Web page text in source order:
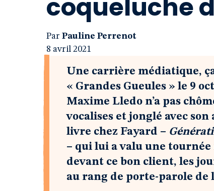
coqueluche
Par Pauline Perrenot
8 avril 2021
Une carrière médiatique,
« Grandes Gueules » le 9
Maxime Lledo n’a pas
vocalises et jonglé avec
livre chez Fayard –
– qui lui a valu une tournée
devant ce bon client, les
au rang de porte-parole de